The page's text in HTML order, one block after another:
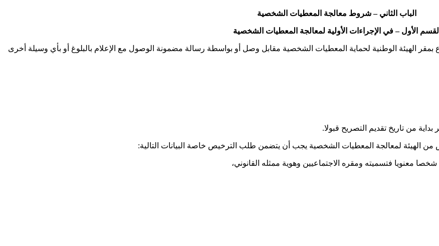
الباب الثاني – شروط معالجة المعطيات الشخصية
القسم الأول – في الإجراءات الأولية لمعالجة المعطيات الشخصية
الهيئة الوطنية لحماية المعطيات الشخصية مقابل وصل أو بواسطة رسالة مضمونة الوصول مع الإعلام بالبلوغ أو بأي وسيلة أخرى
من تاريخ تقديم التصريح قبولا.
الهيئة لمعالجة المعطيات الشخصية يجب أن يتضمن طلب الترخيص خاصة البيانات التالية:
معنويا فتسميته ومقره الاجتماعيين وهوية ممثله القانوني،